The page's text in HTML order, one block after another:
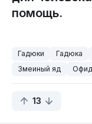
Когда нога
-
разрезать, так
помощь.
Гадюки Гадюка
Змеиный яд
13